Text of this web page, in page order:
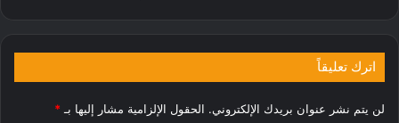
اترك تعليقاً
لن يتم نشر عنوان بريدك الإلكتروني. الحقول الإلزامية مشار إليها بـ *